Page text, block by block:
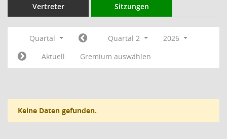
Vertreter Sitzungen
Quartal Quartal 2
2026
Aktuell
Gremium auswählen
Keine Daten gefunden.